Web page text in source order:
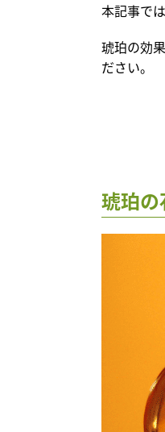
本記事で
琥珀の効
ださい。
琥珀